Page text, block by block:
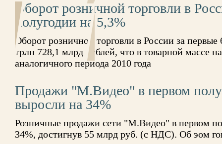
Оборот розничной торговли в
полугодии на 5,3%
Оборот розничной торговли в России за первые
трлн 728,1 млрд рублей, что в товарной массе
аналогичного периода 2010 года
Продажи "М.Видео" в первом
выросли на 34%
Розничные продажи сети "М.Видео" в первом
34%, достигнув 55 млрд руб. (с НДС). Об эом